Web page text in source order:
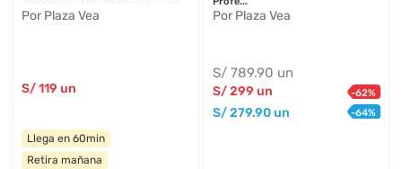
Por Plaza Vea
S/119 un
Llega en 60min
Retira mañana
Por Plaza Vea
S/ 789.90 un
S/299 un -62%
S/279.90un -64%